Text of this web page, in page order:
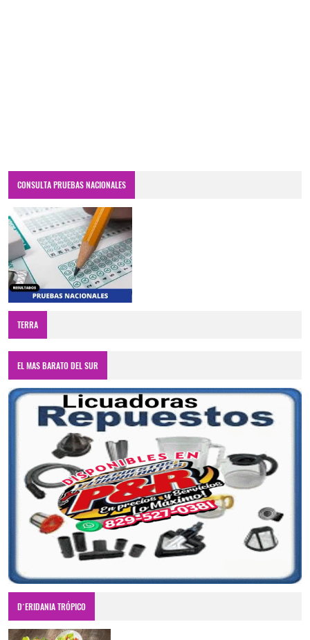
CONSULTA PRUEBAS NACIONALES
TERRA
EL MAS BARATO DEL SUR
D´ERIDANIA TRÓPICO